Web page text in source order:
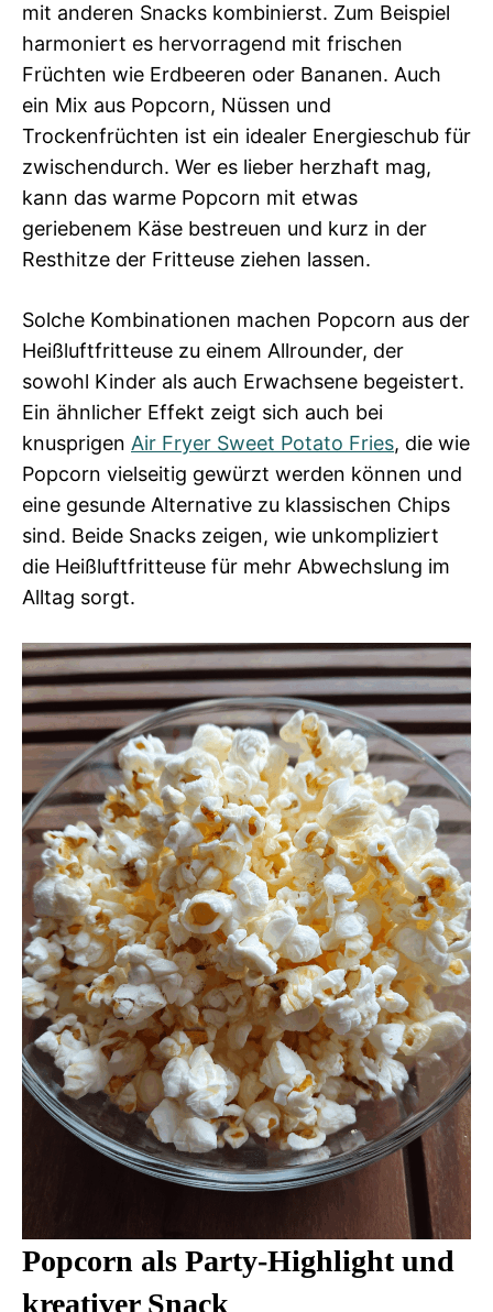
mit anderen Snacks kombinierst. Zum Beispiel
harmoniert es hervorragend mit frischen
Früchten wie Erdbeeren oder Bananen. Auch
ein Mix aus Popcorn, Nüssen und
Trockenfrüchten ist ein idealer Energieschub für
zwischendurch. Wer es lieber herzhaft mag,
kann das warme Popcorn mit etwas
geriebenem Käse bestreuen und kurz in der
Resthitze der Fritteuse ziehen lassen.
Solche Kombinationen machen Popcorn aus der
Heißluftfritteuse zu einem Allrounder, der
sowohl Kinder als auch Erwachsene begeistert.
Ein ähnlicher Effekt zeigt sich auch bei
knusprigen Air Fryer Sweet Potato Fries, die wie
Popcorn vielseitig gewürzt werden können und
eine gesunde Alternative zu klassischen Chips
sind. Beide Snacks zeigen, wie unkompliziert
die Heißluftfritteuse für mehr Abwechslung im
Alltag sorgt.
Popcorn als Party-Highlight und
kreativer Snack